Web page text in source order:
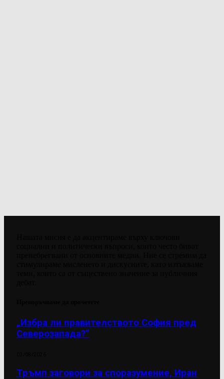
„Избра ли правителството София пред
Северозапада?“
Тръмп заговори за споразумение, Иран